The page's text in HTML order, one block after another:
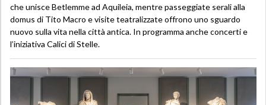
che unisce Betlemme ad Aquileia, mentre passeggiate serali alla
domus di Tito Macro e visite teatralizzate offrono uno sguardo
nuovo sulla vita nella città antica. In programma anche concerti e
l’iniziativa Calici di Stelle.